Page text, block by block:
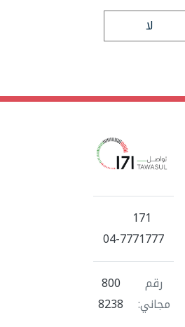
لا
171
04-7771777
رقم
مجاني:
800
8238